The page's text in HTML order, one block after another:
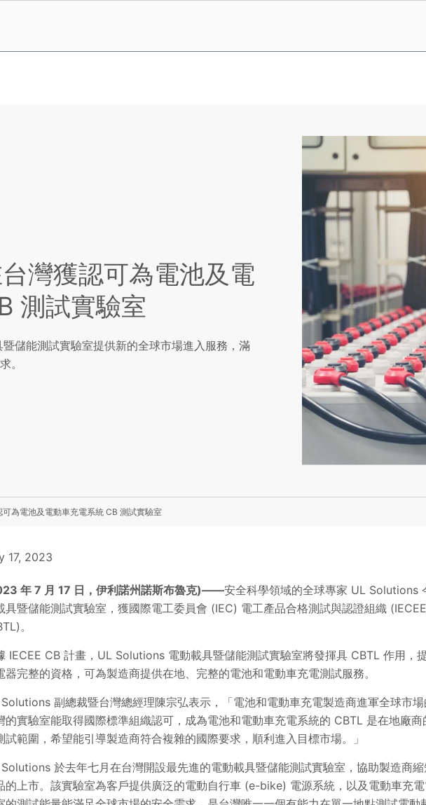
灣獲認可為電池及電
測試實驗室
儲能測試實驗室提供新的全球市場進入服務，滿
。
為電池及電動車充電系統 CB 測試實驗室
17, 2023
年 7 月 17 日，伊利諾州諾斯布魯克)——安全科學領域的全球專家 UL Solutions
具暨儲能測試實驗室，獲國際電工委員會 (IEC) 電工產品合格測試與認證組織
。
IECEE CB 計畫，UL Solutions 電動載具暨儲能測試實驗室將發揮具 CBTL 作用，
器完整的資格，可為製造商提供在地、完整的電池和電動車充電測試服務。
副總裁暨台灣總經理陳宗弘表示，「電池和電動車充電製造商進軍全球市
的實驗室能取得國際標準組織認可，成為電池和電動車充電系統的 CBTL 是在地廠
試範圍，希望能引導製造商符合複雜的國際要求，順利進入目標市場。」
於去年七月在台灣開設最先進的電動載具暨儲能測試實驗室，協助製造商
的上市。該實驗室為客戶提供廣泛的電動自行車 (e-bike) 電源系統，以及電動車充